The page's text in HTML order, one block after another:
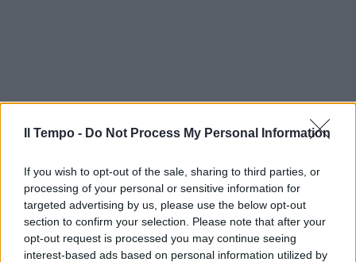
Il Tempo - Do Not Process My Personal Information
If you wish to opt-out of the sale, sharing to third parties, or
processing of your personal or sensitive information for
targeted advertising by us, please use the below opt-out
section to confirm your selection. Please note that after your
opt-out request is processed you may continue seeing
interest-based ads based on personal information utilized by